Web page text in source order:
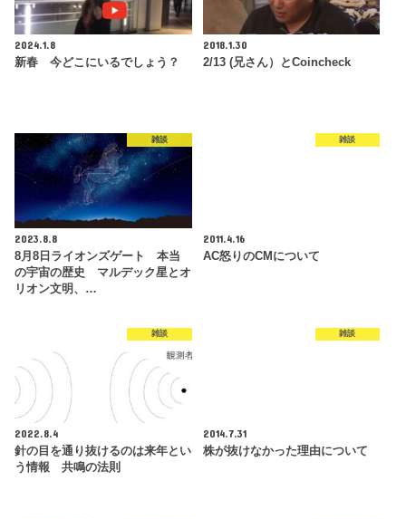
2024.1.8
新春 今どこにいるでしょう？
2018.1.30
2/13 (兄さん）とCoincheck
雑談
2023.8.8
8月8日ライオンズゲート 本当
の宇宙の歴史 マルデック星とオ
リオン文明、…
雑談
2011.4.16
AC怒りのCMについて
雑談
2022.8.4
針の目を通り抜けるのは来年とい
う情報 共鳴の法則
雑談
2014.7.31
株が抜けなかった理由について